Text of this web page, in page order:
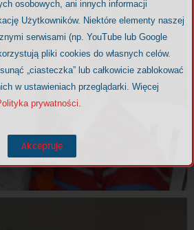
osobowych, ani innych informacji
Użytkowników. Niektóre elementy naszej
serwisami (np. YouTube lub Google
pliki cookies do własnych celów.
„ciasteczka” lub całkowicie zablokować
w ustawieniach przeglądarki. Więcej
prywatności.
Akceptuję